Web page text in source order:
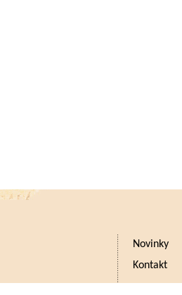
Novinky
Kontakt